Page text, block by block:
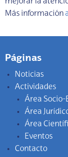
mejorar la
Más información
Páginas
Noticias
Actividades
Área Socio-
Área
Área
Eventos
Contacto